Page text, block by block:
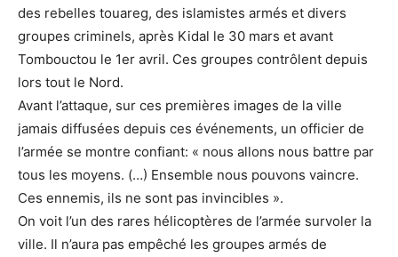
des rebelles touareg, des islamistes armés et divers
groupes criminels, après Kidal le 30 mars et avant
Tombouctou le 1er avril. Ces groupes contrôlent depuis
lors tout le Nord.
Avant l’attaque, sur ces premières images de la ville
jamais diffusées depuis ces événements, un officier de
l’armée se montre confiant: « nous allons nous battre par
tous les moyens. (…) Ensemble nous pouvons vaincre.
Ces ennemis, ils ne sont pas invincibles ».
On voit l’un des rares hélicoptères de l’armée survoler la
ville. Il n’aura pas empêché les groupes armés de